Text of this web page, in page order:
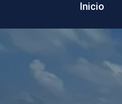
Inicio